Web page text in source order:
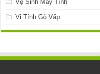
Vệ Sinh Máy Tính
Vi Tính Gò Vấp